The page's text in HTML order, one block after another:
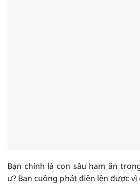
Bạn chính là con sâu ham ăn
ư? Bạn cuồng phát điên lên được